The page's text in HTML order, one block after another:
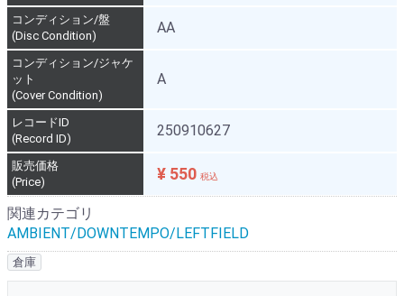
コンディション/盤
(Disc Condition)
AA
コンディション/ジャケ
ット
(Cover Condition)
A
レコードID
(Record ID)
250910627
販売価格
(Price)
¥ 550 税込
関連カテゴリ
AMBIENT/DOWNTEMPO/LEFTFIELD
倉庫